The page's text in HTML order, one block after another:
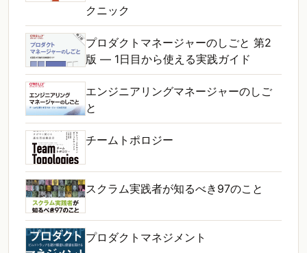
クニック
プロダクトマネージャーのしごと 第2
版 ― 1日目から使える実践ガイド
エンジニアリングマネージャーのしご
と
チームトポロジー
スクラム実践者が知るべき97のこと
プロダクトマネジメント